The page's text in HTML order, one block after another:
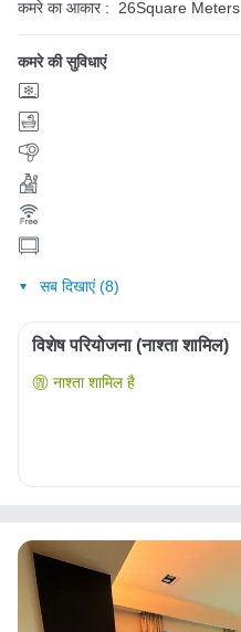
कमरे का आकार :
26Square Meters
कमरे की सुविधाएं
सब दिखाएं (8)
विशेष परियोजना (नाश्ता शामिल)
नाश्ता शामिल है